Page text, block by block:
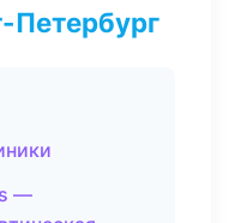
Петербург
—